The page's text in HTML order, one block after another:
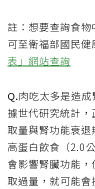
註：想要查詢食物
可至衛福部國民健
表」網站查詢
Q.肉吃太多是造
據世代研究統計
取量與腎功能衰
高蛋白飲食（2.0
會影響腎臟功能
取過量，就可能